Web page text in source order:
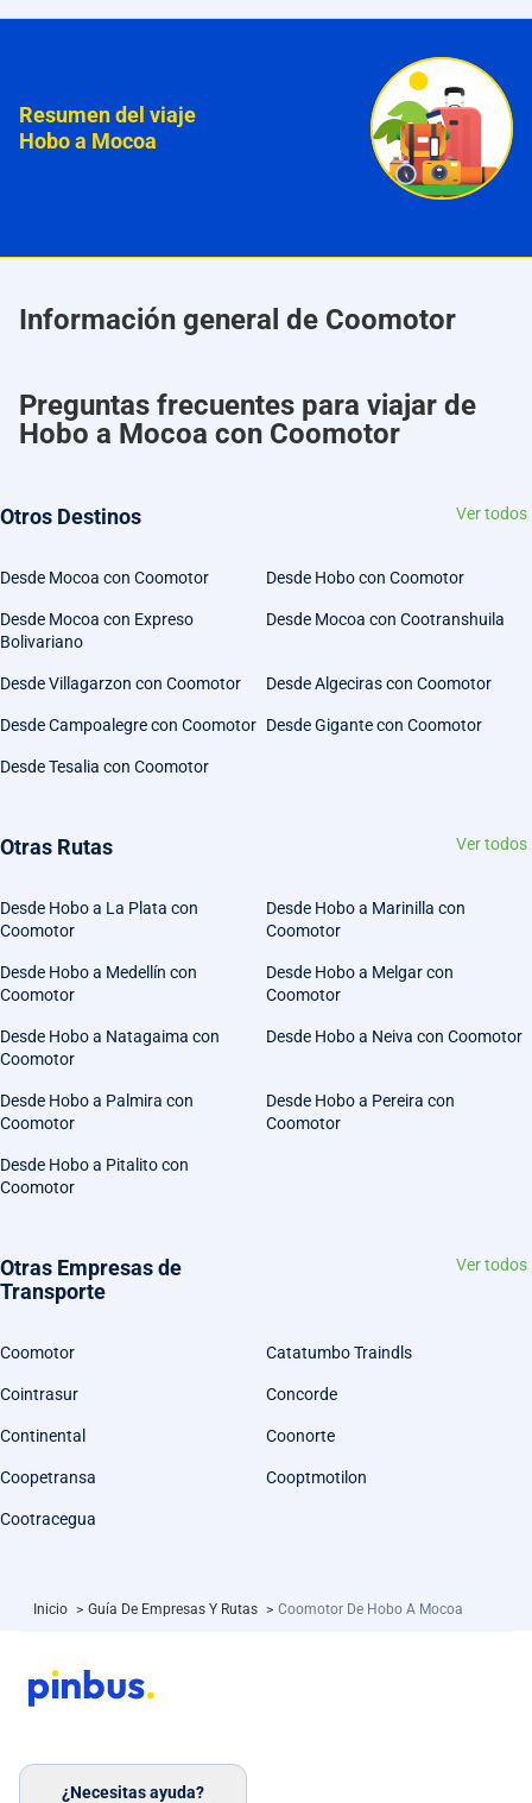
Resumen del viaje
Hobo a Mocoa
Información general de Coomotor
Preguntas frecuentes para viajar de
Hobo a Mocoa con Coomotor
Otros Destinos Ver todos
Desde Mocoa con Coomotor Desde Hobo con Coomotor
Desde Mocoa con Expreso
Bolivariano
Desde Mocoa con Cootranshuila
Desde Villagarzon con Coomotor Desde Algeciras con Coomotor
Desde Campoalegre con Coomotor Desde Gigante con Coomotor
Desde Tesalia con Coomotor
Otras Rutas Ver todos
Desde Hobo a La Plata con
Coomotor
Desde Hobo a Marinilla con
Coomotor
Desde Hobo a Medellín con
Coomotor
Desde Hobo a Melgar con
Coomotor
Desde Hobo a Natagaima con
Coomotor
Desde Hobo a Neiva con Coomotor
Desde Hobo a Palmira con
Coomotor
Desde Hobo a Pereira con
Coomotor
Desde Hobo a Pitalito con
Coomotor
Otras Empresas de
Transporte
Ver todos
Coomotor Catatumbo Traindls
Cointrasur Concorde
Continental Coonorte
Coopetransa Cooptmotilon
Cootracegua
Inicio > Guía De Empresas Y Rutas > Coomotor De Hobo A Mocoa
¿Necesitas ayuda?